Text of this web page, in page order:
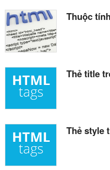
Thuộc
Thẻ title
Thẻ style